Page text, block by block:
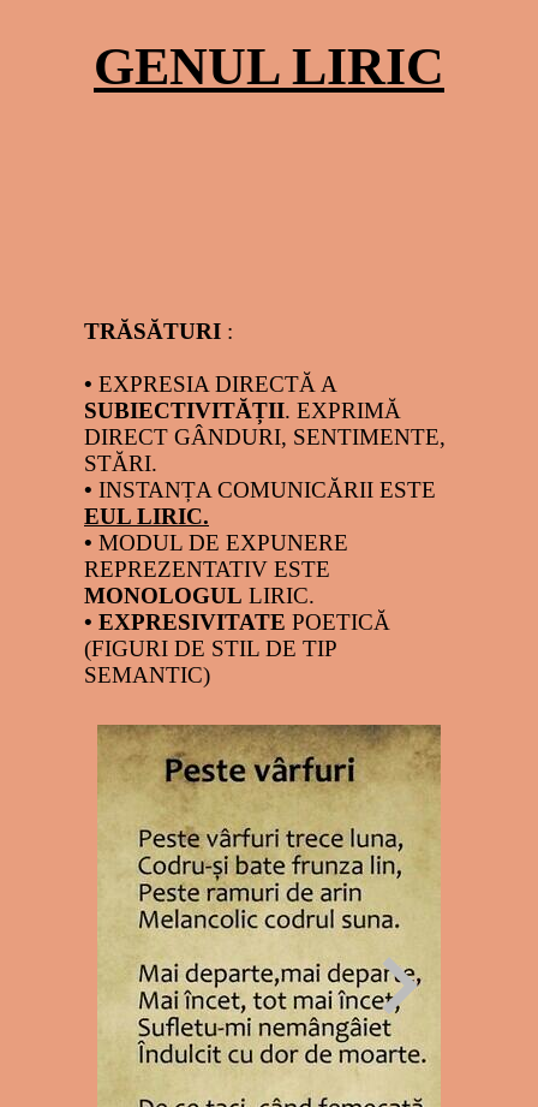
GENUL LIRIC
TRĂSĂTURI :
• EXPRESIA DIRECTĂ A
SUBIECTIVITĂȚII. EXPRIMĂ
DIRECT GÂNDURI, SENTIMENTE,
STĂRI.
• INSTANȚA COMUNICĂRII ESTE
EUL LIRIC.
• MODUL DE EXPUNERE
REPREZENTATIV ESTE
MONOLOGUL LIRIC.
• EXPRESIVITATE POETICĂ
(FIGURI DE STIL DE TIP
SEMANTIC)